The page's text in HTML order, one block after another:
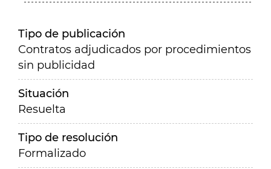
Tipo de publicación
Contratos adjudicados por procedimientos
sin publicidad
Situación
Resuelta
Tipo de resolución
Formalizado